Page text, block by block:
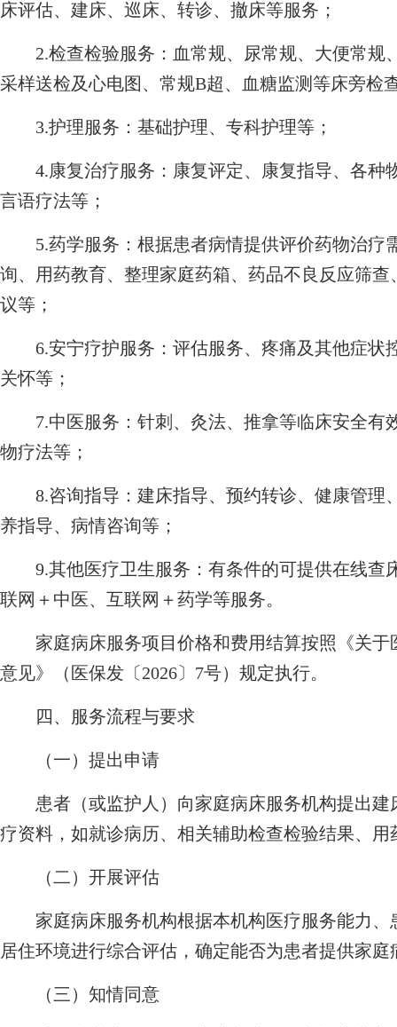
床评估、建床、巡床、转诊、撤床等服务；
2.检查检验服务：血常规、尿常规、大便常规
采样送检及心电图、常规B超、血糖监测等床旁检
3.护理服务：基础护理、专科护理等；
4.康复治疗服务：康复评定、康复指导、各种
言语疗法等；
5.药学服务：根据患者病情提供评价药物治疗
询、用药教育、整理家庭药箱、药品不良反应筛
议等；
6.安宁疗护服务：评估服务、疼痛及其他症状
关怀等；
7.中医服务：针刺、灸法、推拿等临床安全有
物疗法等；
8.咨询指导：建床指导、预约转诊、健康管理
养指导、病情咨询等；
9.其他医疗卫生服务：有条件的可提供在线查
联网＋中医、互联网＋药学等服务。
家庭病床服务项目价格和费用结算按照《关于
意见》（医保发〔2026〕7号）规定执行。
四、服务流程与要求
（一）提出申请
患者（或监护人）向家庭病床服务机构提出建
疗资料，如就诊病历、相关辅助检查检验结果、用
（二）开展评估
家庭病床服务机构根据本机构医疗服务能力、
居住环境进行综合评估，确定能否为患者提供家
（三）知情同意